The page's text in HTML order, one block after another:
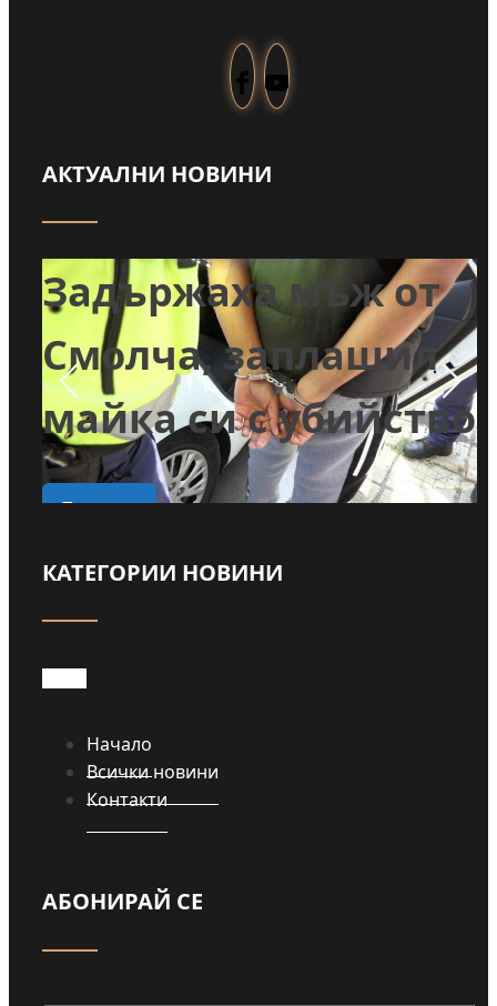
АКТУАЛНИ НОВИНИ
Забраниха
пълненето на
басейни и миенето
на коли с питейна
вода в Годеч
Прочети
КАТЕГОРИИ НОВИНИ
Начало
Всички новини
Контакти
АБОНИРАЙ СЕ